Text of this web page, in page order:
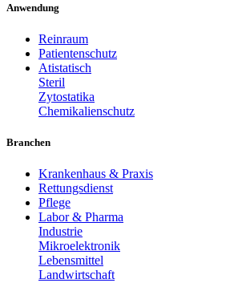
Anwendung
Reinraum
Patientenschutz
Atistatisch
Steril
Zytostatika
Chemikalienschutz
Branchen
Krankenhaus & Praxis
Rettungsdienst
Pflege
Labor & Pharma
Industrie
Mikroelektronik
Lebensmittel
Landwirtschaft